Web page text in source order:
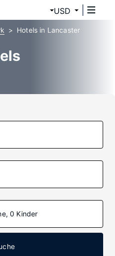
USD
Hotels in Lancaster
0 Kinder